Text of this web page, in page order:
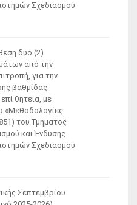
Σχεδιασμού
δύο (2)
από την
για την
βαθμίδας
θητεία, με
«Μεθοδολογίες
του Τμήματος
και Ένδυσης
Σχεδιασμού
Σεπτεμβρίου